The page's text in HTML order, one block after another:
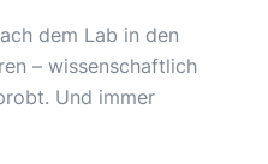
dem Lab in den
– wissenschaftlich
Und immer